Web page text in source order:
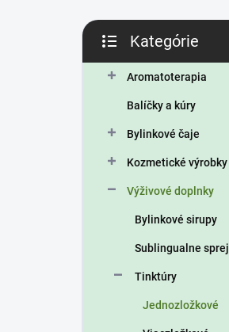
B
č
kategórie
Kategórie
Aromatoterapia
Balíčky a kúry
Bylinkové čaje
Kozmetické výrobky
Výživové doplnky
Bylinkové sirupy
Sublingualne
Tinktúry
Jednozložkové